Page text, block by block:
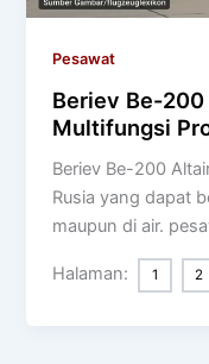
Pesawat
Beriev Be-
Multifungsi
Beriev Be-200
Rusia yang dapat
maupun di air.
Halaman: 1 2